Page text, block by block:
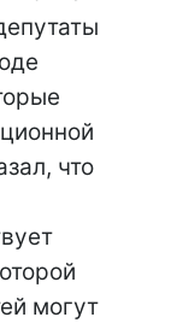
что
могут